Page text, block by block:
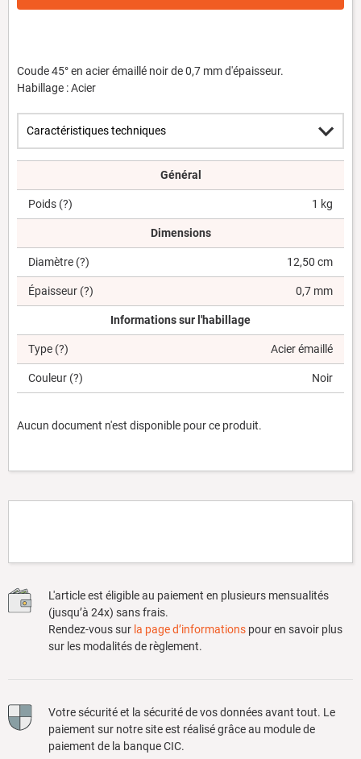
Coude 45° en acier émaillé noir de 0,7 mm d'épaisseur.
Habillage : Acier
Général
Poids (?) 1 kg
Dimensions
Diamètre (?) 12,50 cm
Épaisseur (?) 0,7 mm
Informations sur l'habillage
Type (?) Acier émaillé
Couleur (?) Noir
Aucun document n'est disponible pour ce produit.
L'article est éligible au paiement en plusieurs mensualités
(jusqu’à 24x) sans frais.
Rendez-vous sur la page d’informations pour en savoir plus
sur les modalités de règlement.
Votre sécurité et la sécurité de vos données avant tout. Le
paiement sur notre site est réalisé grâce au module de
paiement de la banque CIC.